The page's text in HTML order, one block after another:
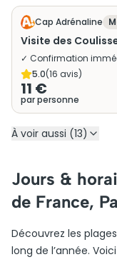
Cap Adrénaline
Visite des
✓ Confirmation
5.0(16 avis)
11 €
par personne
À voir aussi (13)
Jours &
de France,
Découvrez les
long de l’année.